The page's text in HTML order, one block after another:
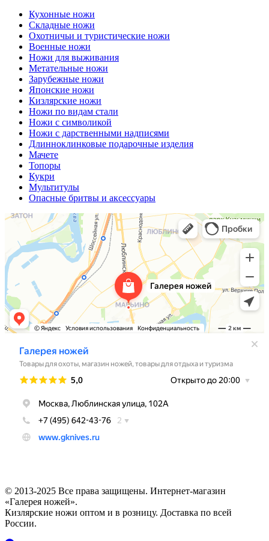
Кухонные ножи
Складные ножи
Охотничьи и туристические ножи
Военные ножи
Ножи для выживания
Метательные ножи
Зарубежные ножи
Японские ножи
Кизлярские ножи
Ножи по видам стали
Ножи с символикой
Ножи с дарственными надписями
Длинноклинковые подарочные изделия
Мачете
Топоры
Кукри
Мультитулы
Опасные бритвы и аксессуары
© 2013-2025 Все права защищены. Интернет-магазин
«Галерея ножей».
Кизлярские ножи оптом и в розницу. Доставка по всей
России.